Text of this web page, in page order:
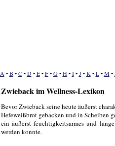
Zwieback im Wellness-Lexikon
Bevor Zwieback seine heute äußerst
Hefeweißbrot gebacken und in Scheiben
ein äußerst feuchtigkeitsarmes und
werden konnte.
A •B •C•D•E•F•G•H•I•J•K •L•M•